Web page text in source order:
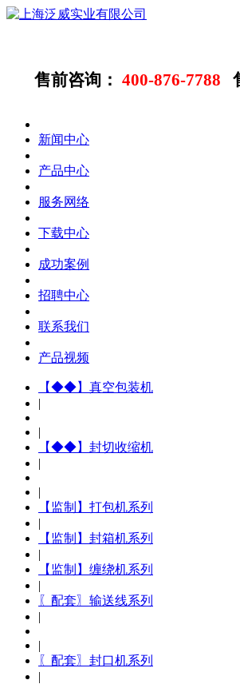
售前咨询： 400-876-7788
新闻中心
产品中心
服务网络
下载中心
成功案例
招聘中心
联系我们
产品视频
【◆◆】真空包装机
|
|
【◆◆】封切收缩机
|
|
【监制】打包机系列
|
【监制】封箱机系列
|
【监制】缠绕机系列
|
〖配套〗输送线系列
|
|
〖配套〗封口机系列
|